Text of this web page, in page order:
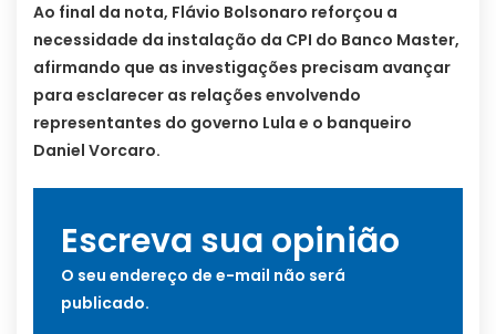
Ao final da nota, Flávio Bolsonaro reforçou a
necessidade da instalação da CPI do Banco Master,
afirmando que as investigações precisam avançar
para esclarecer as relações envolvendo
representantes do governo Lula e o banqueiro
Daniel Vorcaro.
Escreva sua opinião
O seu endereço de e-mail não será
publicado.